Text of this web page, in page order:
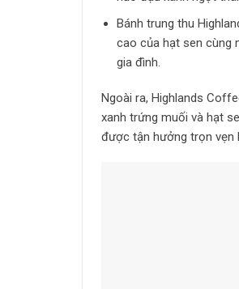
Bánh trung thu
cao của hạt sen cùng
gia đình.
Ngoài ra, Highlands
xanh trứng muối và hạt
được tận hưởng trọn vẹn